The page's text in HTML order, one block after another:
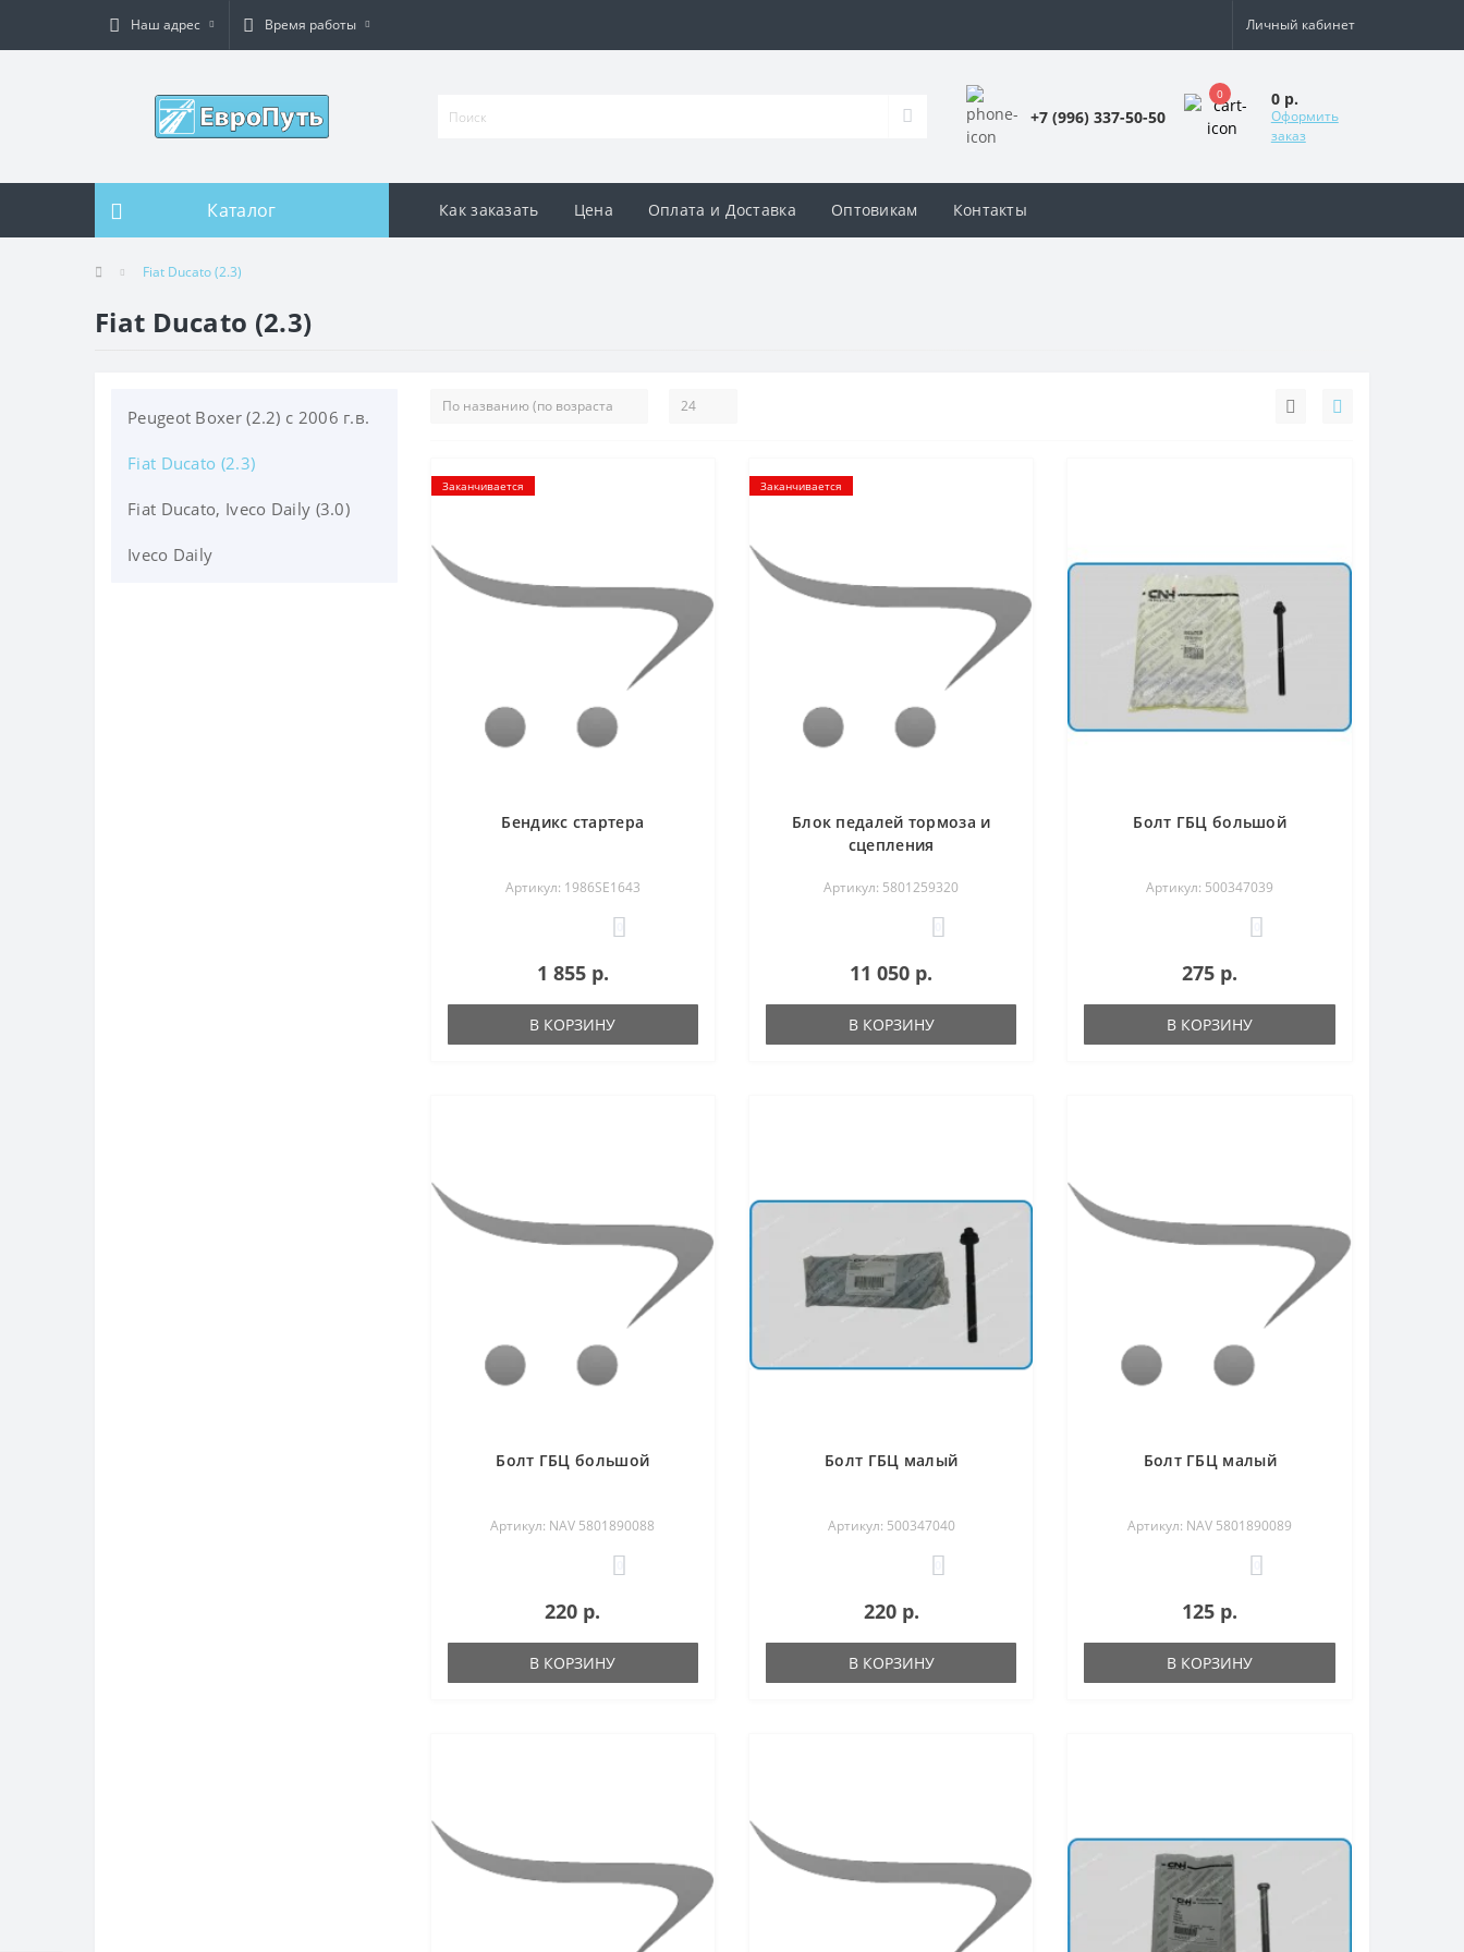
Наш адрес Время работы Личный кабинет
+7 (996) 337-50-50
0 0 р.
Оформить
заказ
Каталог Как заказать Цена Оплата и Доставка Оптовикам Контакты
Fiat Ducato (2.3)
Fiat Ducato (2.3)
Peugeot Boxer (2.2) с 2006 г.в.
Fiat Ducato (2.3)
Fiat Ducato, Iveco Daily (3.0)
Iveco Daily
Заканчивается
Бендикс стартера
Артикул: 1986SE1643
1 855 р.
В КОРЗИНУ
Заканчивается
Блок педалей тормоза и
сцепления
Артикул: 5801259320
11 050 р.
В КОРЗИНУ
Болт ГБЦ большой
Артикул: 500347039
275 р.
В КОРЗИНУ
Болт ГБЦ большой
Артикул: NAV 5801890088
220 р.
В КОРЗИНУ
Болт ГБЦ малый
Артикул: 500347040
220 р.
В КОРЗИНУ
Болт ГБЦ малый
Артикул: NAV 5801890089
125 р.
В КОРЗИНУ